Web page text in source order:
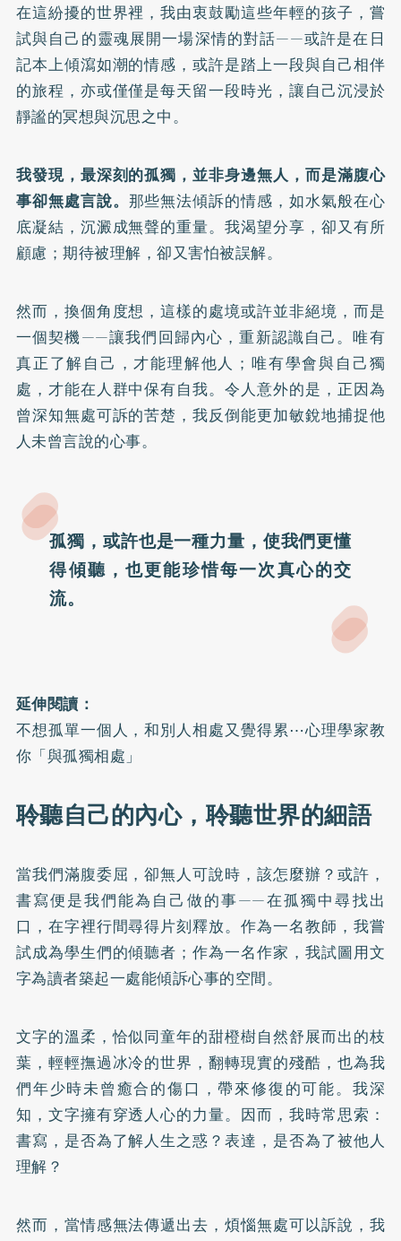
在這紛擾的世界裡，我由衷鼓勵這些年輕的孩子，嘗
試與自己的靈魂展開一場深情的對話——或許是在日
記本上傾瀉如潮的情感，或許是踏上一段與自己相伴
的旅程，亦或僅僅是每天留一段時光，讓自己沉浸於
靜謐的冥想與沉思之中。
我發現，最深刻的孤獨，並非身邊無人，而是滿腹心
事卻無處言說。 那些無法傾訴的情感，如水氣般在心
底凝結，沉澱成無聲的重量。我渴望分享，卻又有所
顧慮；期待被理解，卻又害怕被誤解。
然而，換個角度想，這樣的處境或許並非絕境，而是
一個契機——讓我們回歸內心，重新認識自己。唯有
真正了解自己，才能理解他人；唯有學會與自己獨
處，才能在人群中保有自我。令人意外的是，正因為
曾深知無處可訴的苦楚，我反倒能更加敏銳地捕捉他
人未曾言說的心事。
孤獨，或許也是一種力量，使我們更懂
得傾聽，也更能珍惜每一次真心的交
流。
延伸閱讀：
不想孤單一個人，和別人相處又覺得累⋯心理學家教
你「與孤獨相處」
聆聽自己的內心，聆聽世界的細語
當我們滿腹委屈，卻無人可說時，該怎麼辦？或許，
書寫便是我們能為自己做的事——在孤獨中尋找出
口，在字裡行間尋得片刻釋放。作為一名教師，我嘗
試成為學生們的傾聽者；作為一名作家，我試圖用文
字為讀者築起一處能傾訴心事的空間。
文字的溫柔，恰似同童年的甜橙樹自然舒展而出的枝
葉，輕輕撫過冰冷的世界，翻轉現實的殘酷，也為我
們年少時未曾癒合的傷口，帶來修復的可能。我深
知，文字擁有穿透人心的力量。因而，我時常思索：
書寫，是否為了解人生之惑？表達，是否為了被他人
理解？
然而，當情感無法傳遞出去，煩惱無處可以訴說，我